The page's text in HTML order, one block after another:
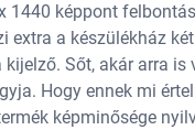
1440 képpont
extra a készülékház
Sőt, akár arra
Hogy ennek mi
képminősége